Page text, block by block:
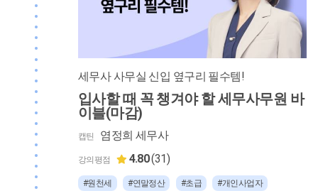
세무사 사무실 신입 옆구리 필수템!
입사할 때 꼭 챙겨야 할 세무사무원 바
이블(마감)
캡틴 염정희 세무사
강의평점 4.80(31)
#원천세 #연말정산 #초급
#개인사업자